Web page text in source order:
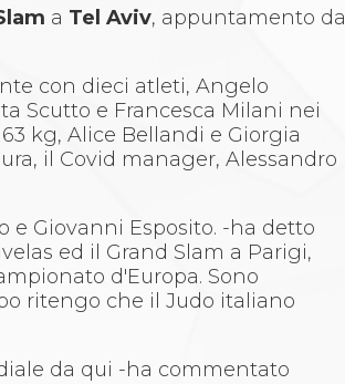
a Tel Aviv, appuntamento da
con dieci atleti, Angelo
Scutto e Francesca Milani nei
kg, Alice Bellandi e Giorgia
il Covid manager, Alessandro
e Giovanni Esposito. -ha detto
ed il Grand Slam a Parigi,
d'Europa. Sono
ritengo che il Judo italiano
da qui -ha commentato